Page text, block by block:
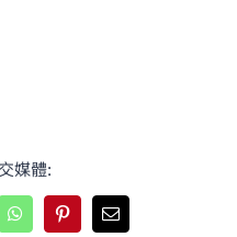
媒體:
WhatsAppPinterestEmail